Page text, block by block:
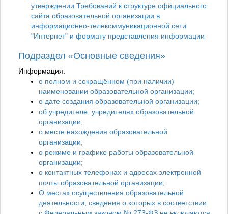
утверждении Требований к структуре официального
сайта образовательной организации в
информационно-телекоммуникационной сети
"Интернет" и формату представления информации
Подраздел «Основные сведения»
Информация:
о полном и сокращённом (при наличии)
наименовании образовательной организации;
о дате создания образовательной организации;
об учредителе, учредителях образовательной
организации;
о месте нахождения образовательной
организации;
о режиме и графике работы образовательной
организации;
о контактных телефонах и адресах электронной
почты образовательной организации;
О местах осуществления образовательной
деятельности, сведения о которых в соответствии